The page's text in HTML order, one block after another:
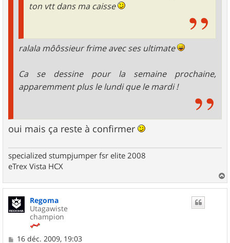
ton vtt dans ma caisse
ralala môôssieur frime avec ses ultimate
Ca se dessine pour la semaine prochaine,
apparemment plus le lundi que le mardi !
oui mais ça reste à confirmer
specialized stumpjumper fsr elite 2008
eTrex Vista HCX
a
u
Regoma
Utagawiste
champion
M16 déc. 2009, 19:03